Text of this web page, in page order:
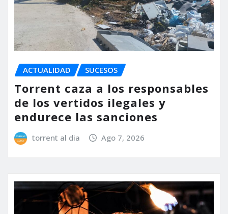
ACTUALIDAD SUCESOS
Torrent caza a los responsables
de los vertidos ilegales y
endurece las sanciones
torrent al dia Ago 7, 2026